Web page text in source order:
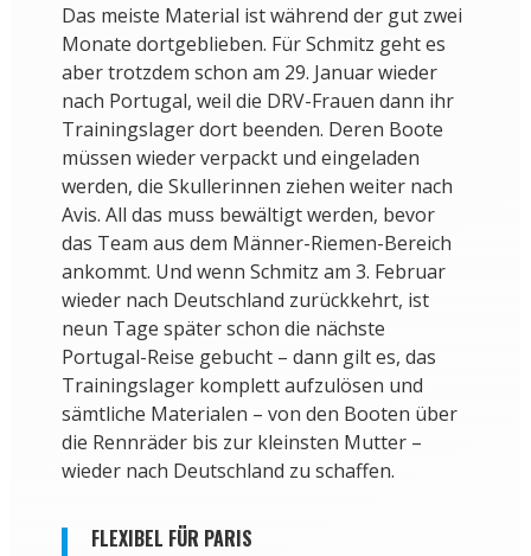
Das meiste Material ist während der gut zwei
Monate dortgeblieben. Für Schmitz geht es
aber trotzdem schon am 29. Januar wieder
nach Portugal, weil die DRV-Frauen dann ihr
Trainingslager dort beenden. Deren Boote
müssen wieder verpackt und eingeladen
werden, die Skullerinnen ziehen weiter nach
Avis. All das muss bewältigt werden, bevor
das Team aus dem Männer-Riemen-Bereich
ankommt. Und wenn Schmitz am 3. Februar
wieder nach Deutschland zurückkehrt, ist
neun Tage später schon die nächste
Portugal-Reise gebucht – dann gilt es, das
Trainingslager komplett aufzulösen und
sämtliche Materialen – von den Booten über
die Rennräder bis zur kleinsten Mutter –
wieder nach Deutschland zu schaffen.
FLEXIBEL FÜR PARIS